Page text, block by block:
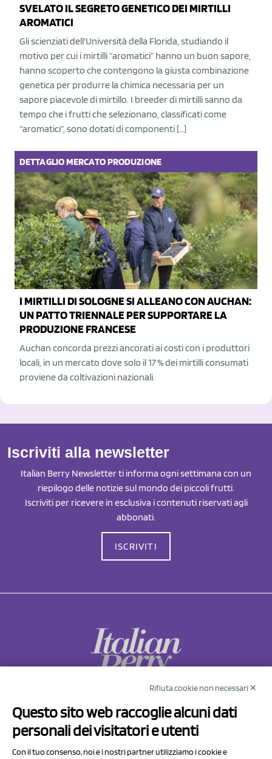
SVELATO IL SEGRETO GENETICO DEI MIRTILLI
AROMATICI
Gli scienziati dell'Università della Florida, studiando il
motivo per cui i mirtilli “aromatici” hanno un buon sapore,
hanno scoperto che contengono la giusta combinazione
genetica per produrre la chimica necessaria per un
sapore piacevole di mirtillo. I breeder di mirtilli sanno da
tempo che i frutti che selezionano, classificati come
“aromatici”, sono dotati di componenti […]
DETTAGLIOMERCATOPRODUZIONE
I MIRTILLI DI SOLOGNE SI ALLEANO CON AUCHAN:
UN PATTO TRIENNALE PER SUPPORTARE LA
PRODUZIONE FRANCESE
Auchan concorda prezzi ancorati ai costi con i produttori
locali, in un mercato dove solo il 17 % dei mirtilli consumati
proviene da coltivazioni nazionali.
Iscriviti alla newsletter
Italian Berry Newsletter ti informa ogni settimana con un
riepilogo delle notizie sul mondo dei piccoli frutti.
Iscriviti per ricevere in esclusiva i contenuti riservati agli
abbonati.
ISCRIVITI
Via Prov.le Sassuolo Vignola 315/1
41057 Spilamberto (MO)
Rifiuta cookie non necessari ✕
Questo sito web raccoglie alcuni dati
personali dei visitatori e utenti
Con il tuo consenso, noi e i nostri partner utilizziamo i cookie e